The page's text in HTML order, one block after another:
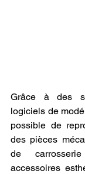
Grâce à des
logiciels de
possible de
des pièces
de
accessoires